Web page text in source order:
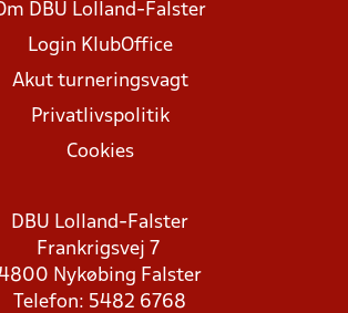
DBU Lolland-Falster
Login KlubOffice
Akut turneringsvagt
Privatlivspolitik
Cookies
DBU Lolland-Falster
Frankrigsvej 7
Nykøbing Falster
Telefon: 5482 6768